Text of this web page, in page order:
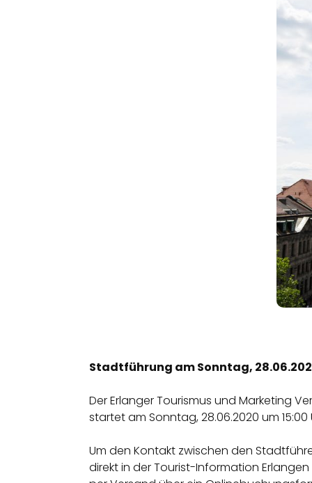
Stadtführung am Sonntag,
Der Erlanger Tourismus und Marketing
startet am Sonntag, 28.06.2020 um
Um den Kontakt zwischen den
direkt in der Tourist-Information